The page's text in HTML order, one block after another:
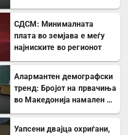
СДСМ: Минималната
плата во земјава е меѓу
најниските во регионот
Алармантен демографски
тренд: Бројот на првачиња
во Македонија намален за
Уапсени двајца охриѓани,